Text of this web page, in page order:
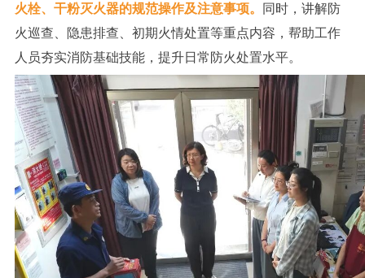
火栓、干粉灭火器的规范操作及注意事项。
同时，讲解防
火巡查、隐患排查、初期火情处置等重点内容，帮助工作
人员夯实消防基础技能，提升日常防火处置水平。